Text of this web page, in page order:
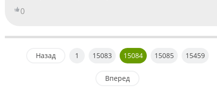
0
Назад 1 15083 15084 15085 15459
Вперед